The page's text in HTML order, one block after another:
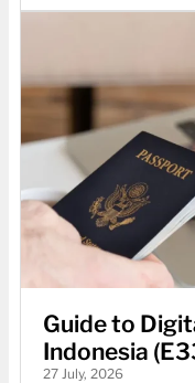
Guide to
Indonesia
27 July, 2026